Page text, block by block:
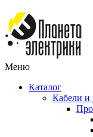
Меню
Каталог
Кабели и